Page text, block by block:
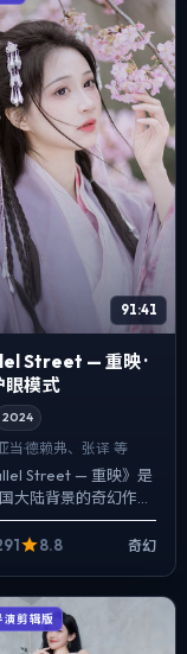
91:41
Street — 重映 ·
眼模式
2024
当·德赖弗、张译 等
Street — 重映》是
大陆背景的奇幻作
年公映，由杜琪峰
当·德赖弗、张译、朱
8.8 奇幻
演剪辑版